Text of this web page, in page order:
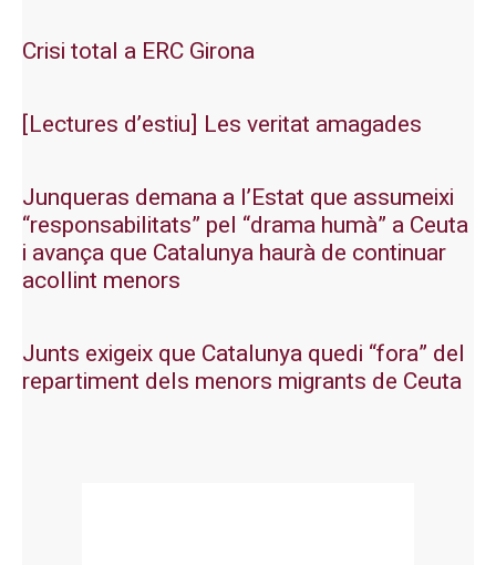
Crisi total a ERC Girona
[Lectures d’estiu] Les veritat amagades
Junqueras demana a l’Estat que assumeixi
“responsabilitats” pel “drama humà” a Ceuta
i avança que Catalunya haurà de continuar
acollint menors
Junts exigeix que Catalunya quedi “fora” del
repartiment dels menors migrants de Ceuta